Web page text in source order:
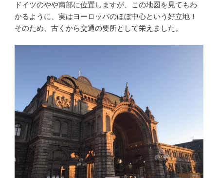
ドイツのやや南部に位置しますが、この地図を見てもわ
かるように、実はヨーロッパのほぼ中心という好立地！
そのため、古くから交通の要所として栄えました。